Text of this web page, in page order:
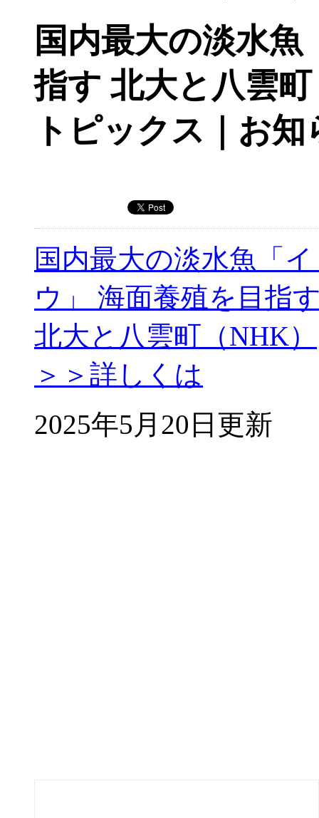
国内最大の淡水
指す 北大と八雲
トピックス｜お知
国内最大の淡水魚「
ウ」 海面養殖を目指
北大と八雲町（NHK）
＞＞詳しくは
2025年5月20日更新